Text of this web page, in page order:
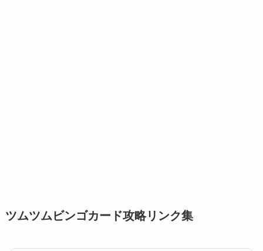
ツムツムビンゴカード攻略リンク集